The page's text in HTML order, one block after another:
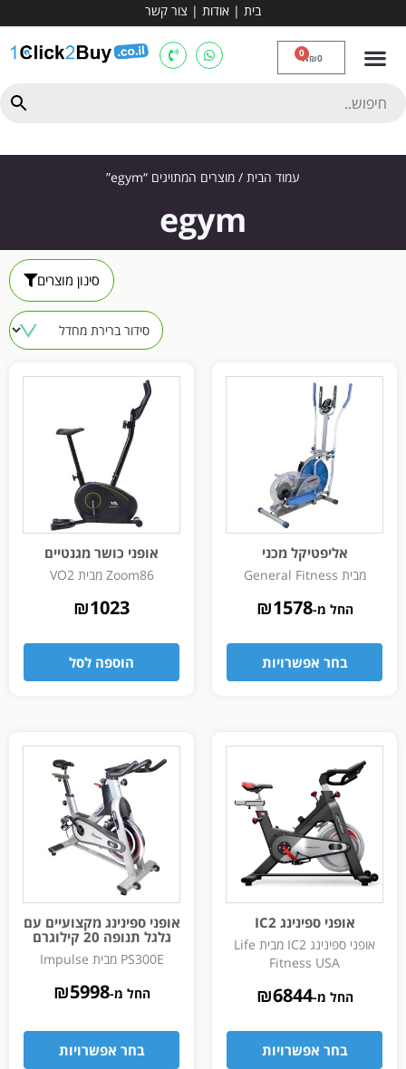
בית | אודות | צור קשר
₪0
0
עמוד הבית / מוצרים המתויגים “egym”
egym
סינון מוצרים
אליפטיקל מכני
מבית General Fitness
החל מ-
₪1578
בחר אפשרויות
אופני כושר מגנטיים
Zoom86 מבית VO2
₪1023
הוספה לסל
אופני ספינינג IC2
אופני ספינינג IC2 מבית Life
Fitness USA
החל מ-
₪6844
בחר אפשרויות
אופני ספינינג מקצועיים עם
גלגל תנופה 20 קילוגרם
PS300E מבית Impulse
החל מ-
₪5998
בחר אפשרויות